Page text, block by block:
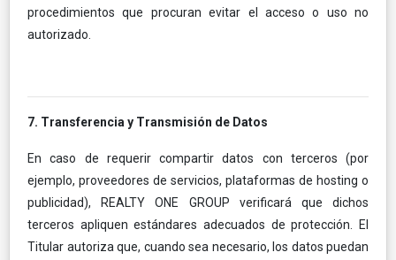
procedimientos que procuran evitar el acceso o uso no
autorizado.
7. Transferencia y Transmisión de Datos
En caso de requerir compartir datos con terceros (por
ejemplo, proveedores de servicios, plataformas de hosting o
publicidad), REALTY ONE GROUP verificará que dichos
terceros apliquen estándares adecuados de protección. El
Titular autoriza que, cuando sea necesario, los datos puedan